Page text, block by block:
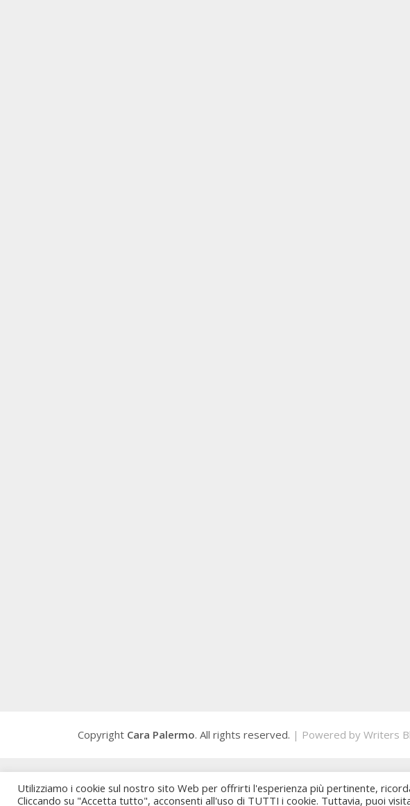
Copyright Cara Palermo. All rights reserved. | Powered by Writers
Utilizziamo i cookie sul nostro sito Web per offrirti l'esperienza più pertinente,
Cliccando su "Accetta tutto", acconsenti all'uso di TUTTI i cookie. Tuttavia, puoi